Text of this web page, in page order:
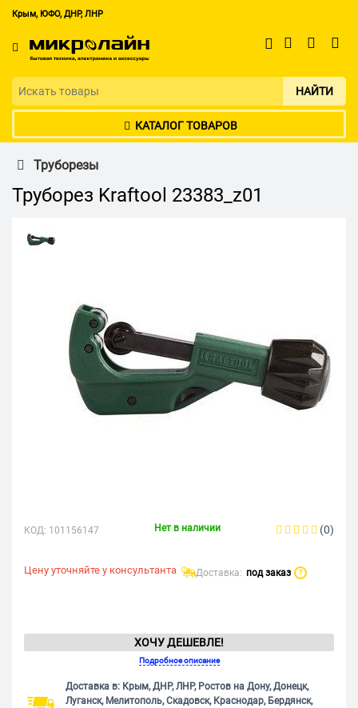
Крым, ЮФО, ДНР, ЛНР
НАЙТИ
КАТАЛОГ ТОВАРОВ
Труборезы
Труборез Kraftool 23383_z01
КОД: 101156147 Нет в наличии (0)
Цену уточняйте у консультанта Доставка: под заказ ?
ХОЧУ ДЕШЕВЛЕ!
Подробное описание
Доставка в: Крым, ДНР, ЛНР, Ростов на Дону, Донецк,
Луганск, Мелитополь, Скадовск, Краснодар, Бердянск,